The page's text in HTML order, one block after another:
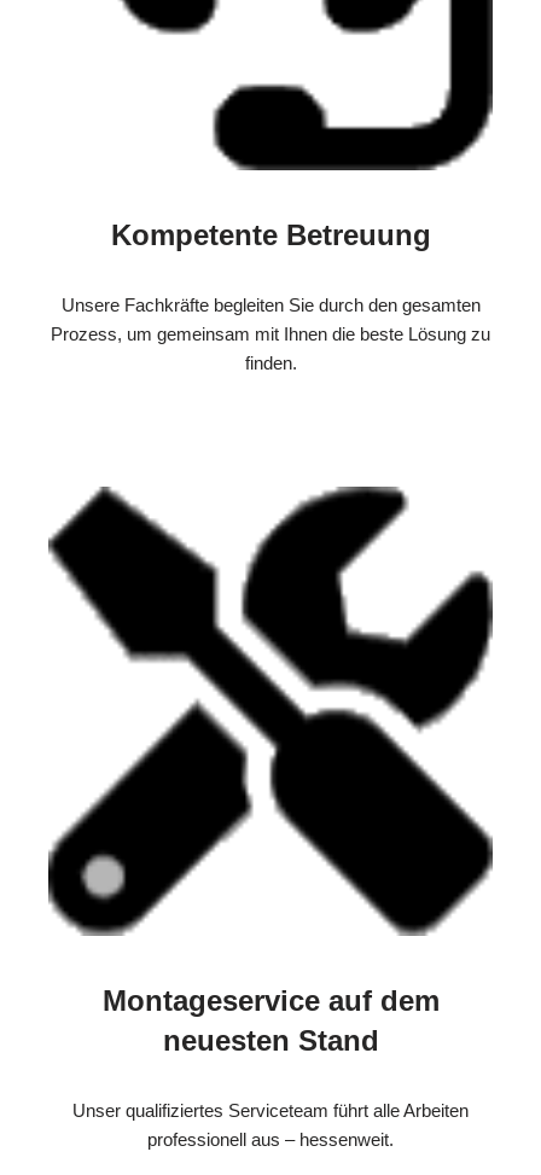
Kompetente Betreuung
Unsere Fachkräfte begleiten Sie durch den gesamten
Prozess, um gemeinsam mit Ihnen die beste Lösung zu
finden.
Montageservice auf dem
neuesten Stand
Unser qualifiziertes Serviceteam führt alle Arbeiten
professionell aus – hessenweit.